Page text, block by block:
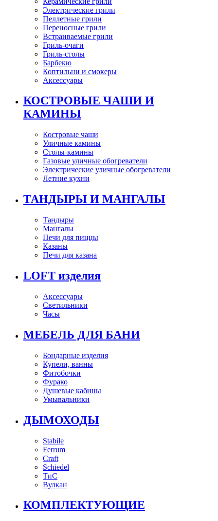
Электрические грили
Пеллетные грили
Переносные грили
Встраиваемые грили
Гриль-очаги
Гриль-столы
Барбекю
Коптильни и смокеры
Аксессуары
КОСТРОВЫЕ ЧАШИ И
КАМИНЫ
Костровые чаши
Уличные камины
Столы-камины
Газовые уличные обогреватели
Электрические уличные обогреватели
Летние кухни
ТАНДЫРЫ И МАНГАЛЫ
Тандыры
Мангалы
Печи для пиццы
Казаны
Печи для казана
LOFT изделия
Аксессуары
Светильники
Часы
МЕБЕЛЬ ДЛЯ БАНИ
Бондарные изделия
Купели, ванны
Фитобочки
Фурако
Душевые кабины
Умывальники
ДЫМОХОДЫ
Stabile
Ferrum
Craft
Schiedel
ТиС
Вулкан
КОМПЛЕКТУЮЩИЕ